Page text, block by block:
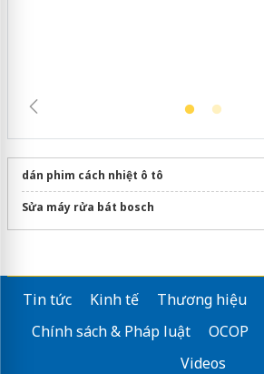
dán phim cách nhiệt ô tô
Sửa máy rửa bát bosch
Tin tức Kinh tế Thương hiệu
Chính sách & Pháp luật
OCOP
Videos